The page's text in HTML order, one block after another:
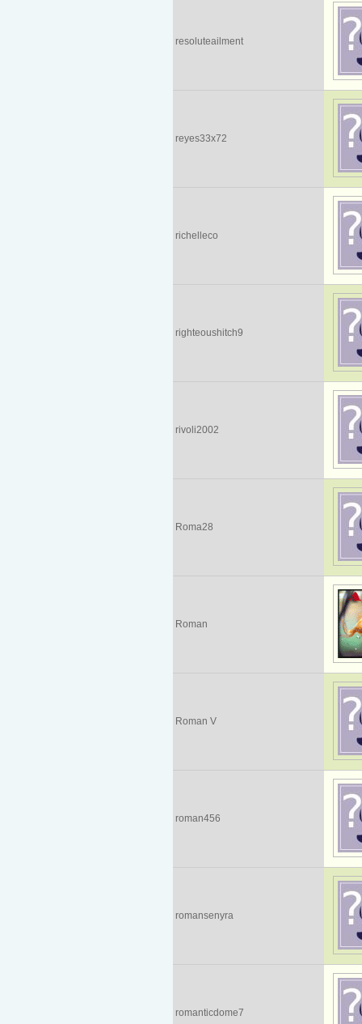
resoluteailment
reyes33x72
richelleco
righteoushitch9
rivoli2002
Roma28
Roman
Roman V
roman456
romansenyra
romanticdome7